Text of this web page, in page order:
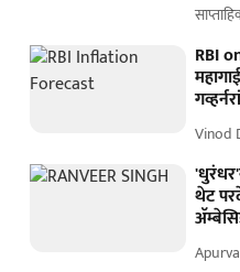
RBI
Vinod
थेट